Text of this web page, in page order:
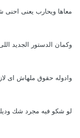
معاها ويحارب يعنى احنى
وكمان الدستور الجديد
وادوله حقوق ملهاش اى
لو شكو فيه مجرد شك